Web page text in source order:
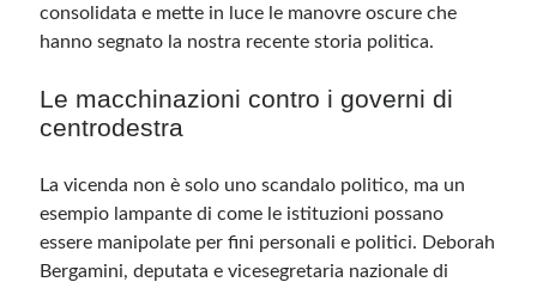
consolidata e mette in luce le manovre oscure che
hanno segnato la nostra recente storia politica.
Le macchinazioni contro i governi di
centrodestra
La vicenda non è solo uno scandalo politico, ma un
esempio lampante di come le istituzioni possano
essere manipolate per fini personali e politici. Deborah
Bergamini, deputata e vicesegretaria nazionale di